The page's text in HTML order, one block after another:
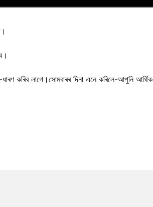
কৰিব লাগে।সোমবাৰৰ দিনা এনে কৰিলে-আপুনি আৰ্থিক